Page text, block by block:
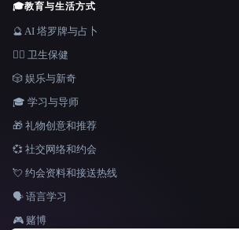
语言
🎓教育与生活方式
🔮 AI 塔罗牌与占卜
👩‍⚕️ 卫生保健
🎲 娱乐与新奇
🎓 学习与导师
🎁 礼物创意和推荐
💞 社交网络和约会
💘 约会资料和接送热线
🗣️ 语言学习
🎮 赌博